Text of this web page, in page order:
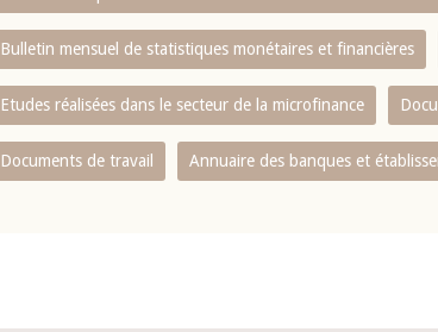
Bulletin mensuel de statistiques monétaires et financières
Etudes réalisées dans le secteur de la microfinance
Documents de travail Annuaire des banques et